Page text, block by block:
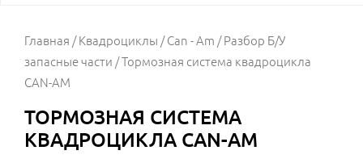
Главная /Квадроциклы /Can - Am /Разбор Б/У
запасные части / Тормозная система квадроцикла
CAN-AM
ТОРМОЗНАЯ СИСТЕМА
КВАДРОЦИКЛА CAN-AM